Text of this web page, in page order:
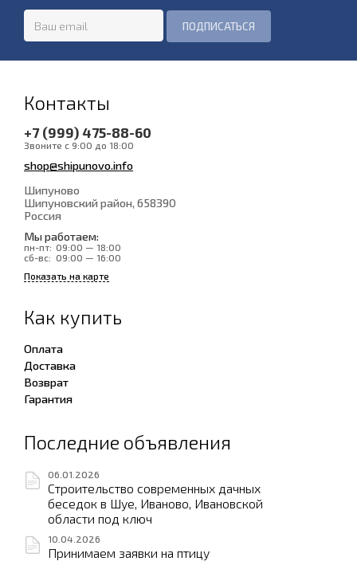
Контакты
+7 (999) 475-88-60
Звоните с 9:00 до 18:00
shop@shipunovo.info
Шипуново
Шипуновский район , 658390
Россия
Мы работаем:
пн-пт: 09:00 — 18:00
сб-вс: 09:00 — 16:00
Показать на карте
Как купить
Оплата
Доставка
Возврат
Гарантия
Последние объявления
06.01.2026
Строительство современных дачных
беседок в Шуе, Иваново, Ивановской
области под ключ
10.04.2026
Принимаем заявки на птицу